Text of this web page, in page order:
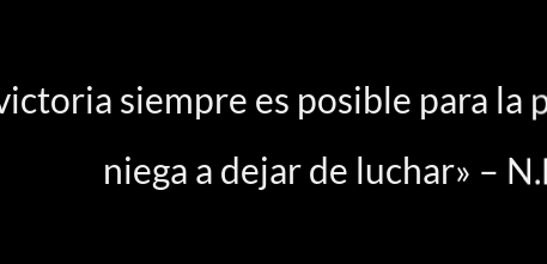
siempre es posible para la
niega a dejar de luchar» –